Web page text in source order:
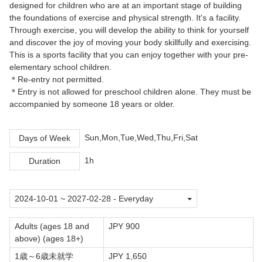
designed for children who are at an important stage of building
the foundations of exercise and physical strength. It's a facility.
Through exercise, you will develop the ability to think for yourself
and discover the joy of moving your body skillfully and exercising.
This is a sports facility that you can enjoy together with your pre-
elementary school children.
＊Re-entry not permitted.
＊Entry is not allowed for preschool children alone. They must be
accompanied by someone 18 years or older.
Days of Week Sun,Mon,Tue,Wed,Thu,Fri,Sat
Duration 1h
Adults (ages 18 and
above) (ages 18+)
JPY 900
1歳～6歳未就学 JPY 1,650